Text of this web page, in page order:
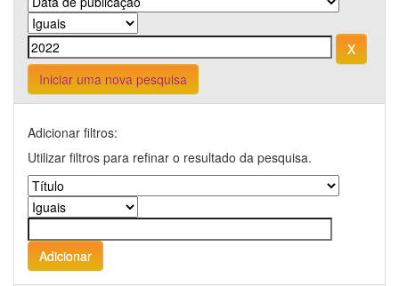
Iniciar uma nova pesquisa
Adicionar filtros:
Utilizar filtros para refinar o resultado da pesquisa.